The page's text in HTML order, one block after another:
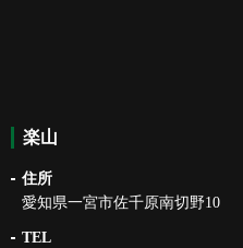
楽山
住所
愛知県一宮市佐千原南切野10
TEL